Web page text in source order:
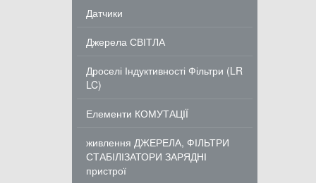
Датчики
Джерела СВІТЛА
Дроселі Індуктивності Фільтри (LR
LC)
Елементи КОМУТАЦІЇ
живлення ДЖЕРЕЛА, ФІЛЬТРИ
СТАБІЛІЗАТОРИ ЗАРЯДНІ
пристрої